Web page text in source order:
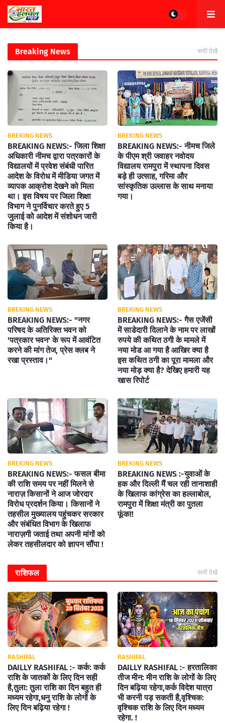
Breaking News सभी देखें
BREKING NEWS
BREAKING NEWS:- जिला शिक्षा
अधिकारी नीमच द्वारा पत्रकारों के
विद्यालयों में प्रवेश संबंधी पारित
आदेश के विरोध में मीडिया जगत में
व्यापक आक्रोश देखने को मिला
था। इस विषय पर जिला शिक्षा
विभाग ने पुनर्विचार करते हुए 5
जुलाई को आदेश में संशोधन जारी
किया है।
BREKING NEWS
BREAKING NEWS:- नीमच जिले
के पीएम श्री जवाहर नवोदय
विद्यालय रामपुरा में स्थापना दिवस
बड़े ही उत्साह, गरिमा और
सांस्कृतिक उल्लास के साथ मनाया
गया।
BREKING NEWS
BREAKING NEWS:- "नगर
परिषद के अतिरिक्त भवन को
'पत्रकार भवन' के रूप में आवंटित
करने की मांग तेज, प्रेस क्लब ने
रखा प्रस्ताव।"
BREKING NEWS
BREAKING NEWS:- गैस एजेंसी
में साडेदारी दिलाने के नाम पर लाखों
रुपये की कथित ठगी के मामले में
नया मोड आ गया है आखिर क्या है
इस कथित ठगी का पूरा मामला और
नया मोड़ क्या है? देखिए हमारी यह
खास रिपोर्ट
BREKING NEWS
BREAKING NEWS:- फसल बीमा
की राशि समय पर नहीं मिलने से
नाराज़ किसानों ने आज जोरदार
विरोध प्रदर्शन किया। किसानों ने
तहसील मुख्यालय पहुंचकर सरकार
और संबंधित विभाग के खिलाफ
नाराज़गी जताई तथा अपनी मांगों को
लेकर तहसीलदार को ज्ञापन सौंपा !
BREKING NEWS
BREAKING NEWS :-युवाओं के
हक और दिल्ली मैं चल रही तानाशाही
के खिलाफ कांग्रेस का हल्लाबोल,
रामपुरा में शिक्षा मंत्री का पुतला
फूंका!
राशिफल सभी देखें
RASHIFAL
DAILLY RASHIFAL :- कर्क: कर्क
राशि के जातकों के लिए दिन सही
है,तुला: तुला राशि का दिन बहुत ही
मध्यम रहेगा,धनु राशि के लोगों के
लिए दिन बढ़िया रहेगा !
RASHIFAL
DAILLY RASHIFAL :- हरतालिका
तीज मीन: मीन राशि के लोगों के लिए
दिन बढ़िया रहेगा,कर्क विदेश यात्रा
भी करनी पड़ सकती है,वृश्चिक:
वृश्चिक राशि के लिए दिन मध्यम
रहेगा. !